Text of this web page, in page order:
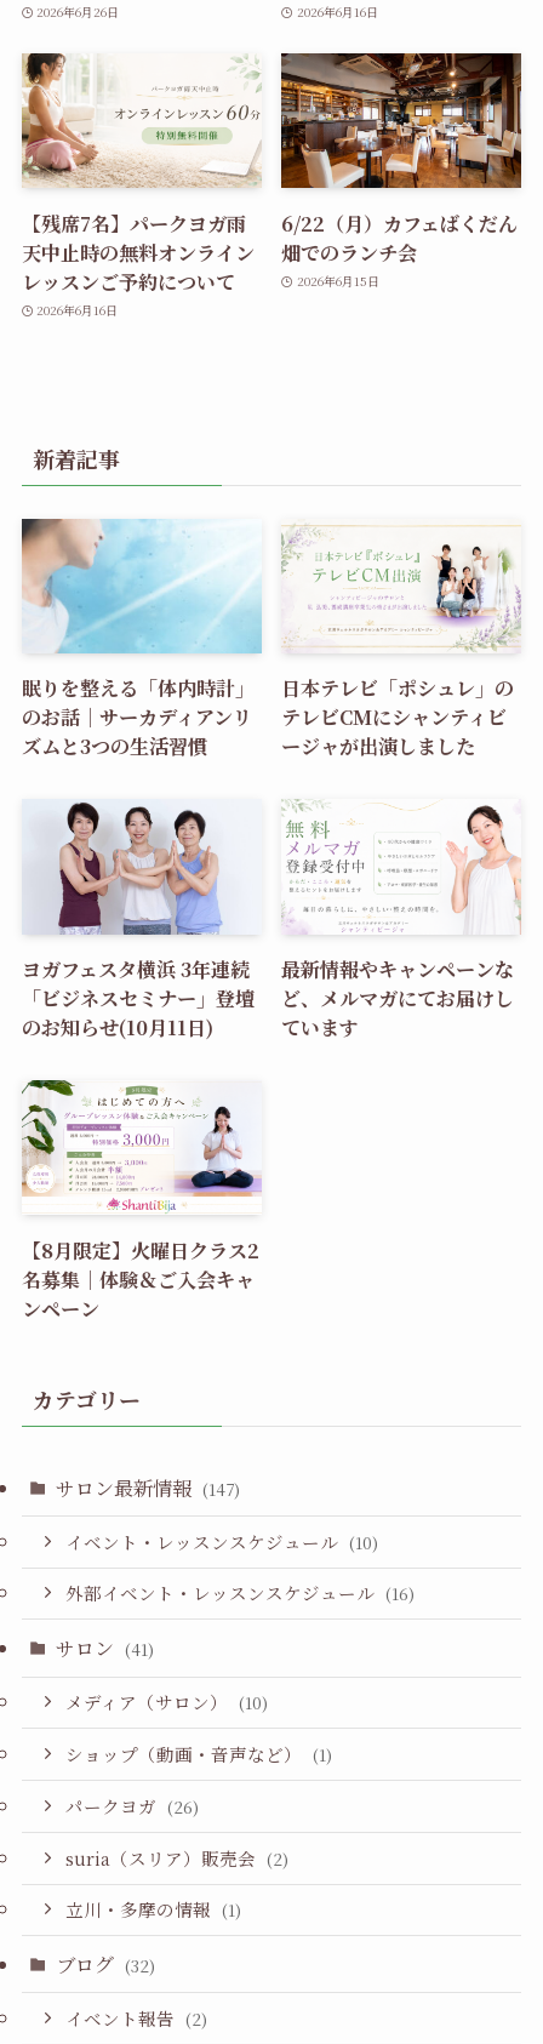
2026年6月26日 2026年6月16日
【残席7名】パークヨガ雨
天中止時の無料オンライン
レッスンご予約について
2026年6月16日
6/22（月）カフェばくだん
畑でのランチ会
2026年6月15日
新着記事
眠りを整える「体内時計」
のお話｜サーカディアンリ
ズムと3つの生活習慣
日本テレビ「ポシュレ」の
テレビCMにシャンティビ
ージャが出演しました
ヨガフェスタ横浜 3年連続
「ビジネスセミナー」登壇
のお知らせ(10月11日)
最新情報やキャンペーンな
ど、メルマガにてお届けし
ています
【8月限定】火曜日クラス2
名募集｜体験＆ご入会キャ
ンペーン
カテゴリー
サロン最新情報 (147)
イベント・レッスンスケジュール (10)
外部イベント・レッスンスケジュール (16)
サロン (41)
メディア（サロン） (10)
ショップ（動画・音声など） (1)
パークヨガ (26)
suria（スリア）販売会 (2)
立川・多摩の情報 (1)
ブログ (32)
イベント報告 (2)